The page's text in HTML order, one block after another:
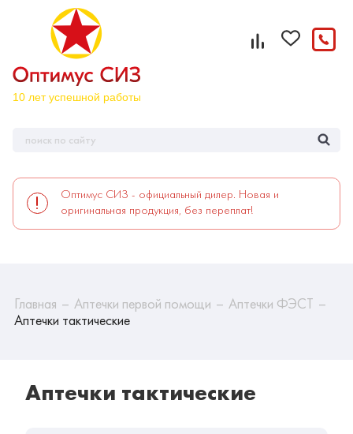
Оптимус СИЗ - официальный дилер. Новая и
оригинальная продукция, без переплат!
Главная Аптечки первой помощи
Аптечки ФЭСТ
Аптечки тактические
Аптечки тактические